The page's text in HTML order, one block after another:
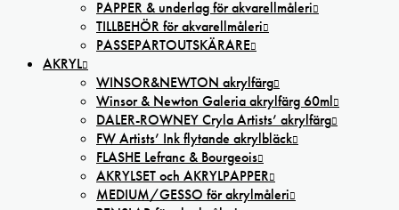
PAPPER & underlag för akvarellmåleri
TILLBEHÖR för akvarellmåleri
PASSEPARTOUTSKÄRARE
AKRYL
WINSOR&NEWTON akrylfärg
Winsor & Newton Galeria akrylfärg 60ml
DALER-ROWNEY Cryla Artists’ akrylfärg
FW Artists’ Ink flytande akrylbläck
FLASHE Lefranc & Bourgeois
AKRYLSET och AKRYLPAPPER
MEDIUM/GESSO för akrylmåleri